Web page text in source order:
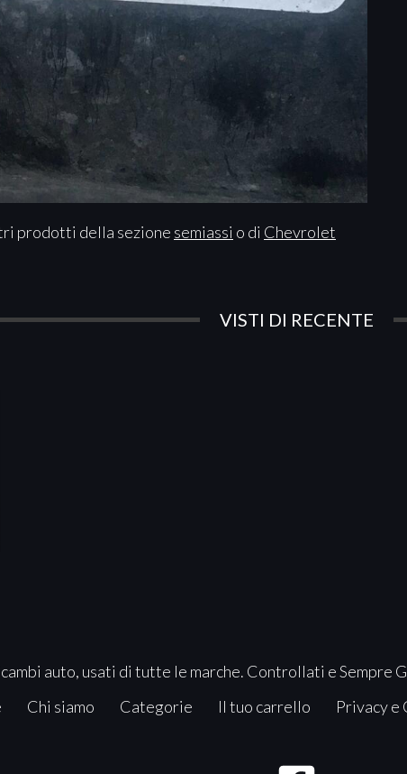
prodotti della sezione semiassi o di Chevrolet
VISTI DI RECENTE
auto, usati di tutte le marche. Controllati e Sempre
Chi siamo Categorie Il tuo carrello Privacy e